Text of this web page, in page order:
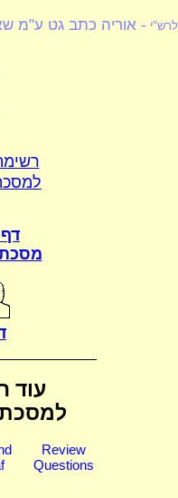
לרש"י - אוריה כתב גט ע"מ
עוד
Review
Questions